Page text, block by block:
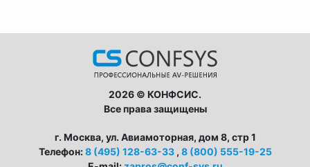
2026 © КОНФСИС.
Все права защищены
г. Москва, ул. Авиамоторная, дом 8, стр 1
Телефон:8 (495) 128-63-33 , 8 (800) 555-19-25